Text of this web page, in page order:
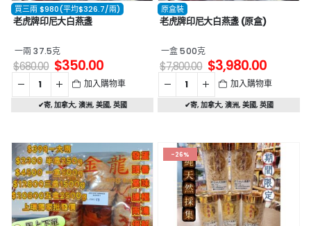
買三兩 $980(平均$326.7/兩)
老虎牌印尼大白燕盞
一兩 37.5克
$680.00 $350.00
加入購物車
✔寄, 加拿大, 澳洲, 美國, 英國
原盒裝
老虎牌印尼大白燕盞 (原盒)
一盒 500克
$7,800.00 $3,980.00
加入購物車
✔寄, 加拿大, 澳洲, 美國, 英國
-26%